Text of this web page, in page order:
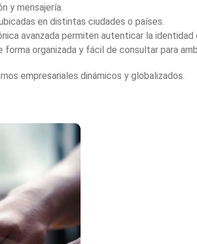
y mensajería.
en distintas ciudades o países.
avanzada permiten autenticar la identidad
forma organizada y fácil de consultar para
empresariales dinámicos y globalizados.